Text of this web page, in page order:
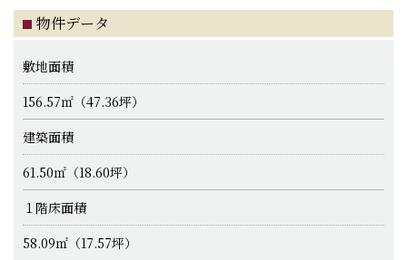
物件データ
敷地面積
156.57㎡（47.36坪）
建築面積
61.50㎡（18.60坪）
１階床面積
58.09㎡（17.57坪）